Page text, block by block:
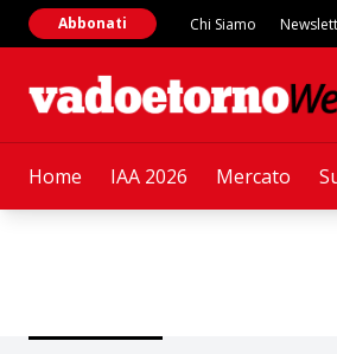
Home IAA 2026 Mercato
Abbonati Chi Siamo